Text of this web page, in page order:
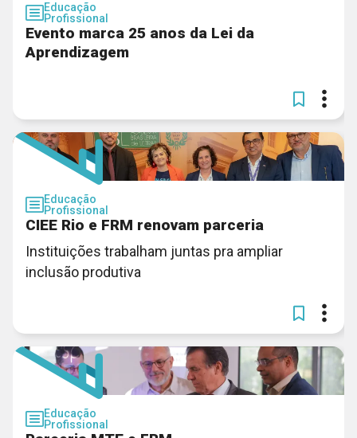
Educação
Profissional
Evento marca 25 anos da Lei da
Aprendizagem
Educação
Profissional
CIEE Rio e FRM renovam parceria
Instituições trabalham juntas pra ampliar
inclusão produtiva
Educação
Profissional